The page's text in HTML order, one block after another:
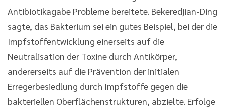
Antibiotikagabe Probleme bereitete. Bekeredjian-Ding
sagte, das Bakterium sei ein gutes Beispiel, bei der die
Impfstoffentwicklung einerseits auf die
Neutralisation der Toxine durch Antikörper,
andererseits auf die Prävention der initialen
Erregerbesiedlung durch Impfstoffe gegen die
bakteriellen Oberflächenstrukturen, abzielte. Erfolge